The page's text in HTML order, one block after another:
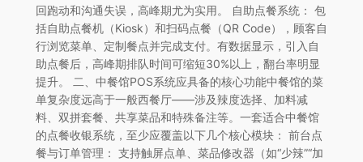
回跑动和沟通失误，高峰期尤为实用。 自助点餐系统： 包
括自助点餐机（Kiosk）和扫码点餐（QR Code），顾客自
行浏览菜单、定制餐点并完成支付。有数据显示，引入自
助点餐后，高峰期排队时间可缩短30%以上，翻台率明显
提升。 二、中餐馆POS系统应具备的核心功能中餐馆的菜
单复杂度远高于一般西餐厅——涉及辣度选择、加料减
料、双拼套餐、共享菜品和特殊备注等。一套适合中餐馆
的点餐收银系统，至少应覆盖以下几个核心模块： 前台点
餐与订单管理： 支持触屏点单、菜品修改器（如“少辣”“加